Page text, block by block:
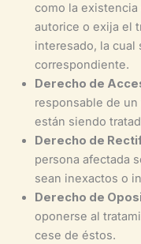
como la
autorice o exija el
interesado, la cual
correspondiente.
Derecho de
responsable de
están siendo
Derecho de
persona afectada
sean inexactos o
Derecho de
oponerse al
cese de éstos.